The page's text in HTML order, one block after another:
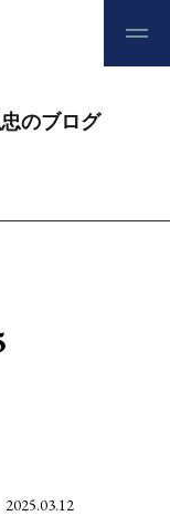
のブログ
2025.03.12